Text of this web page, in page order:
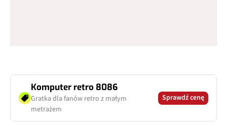
Komputer retro 8086
Gratka dla fanów retro z małym
metrażem
Sprawdź cenę